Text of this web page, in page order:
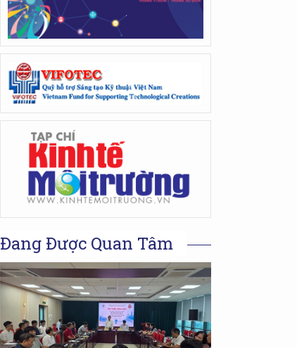
Đang Được Quan Tâm